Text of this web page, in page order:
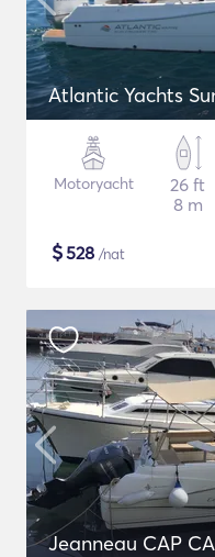
Atlantic Yachts
Motoryacht
26 ft
8 m
$528 /nat
Jeanneau CAP